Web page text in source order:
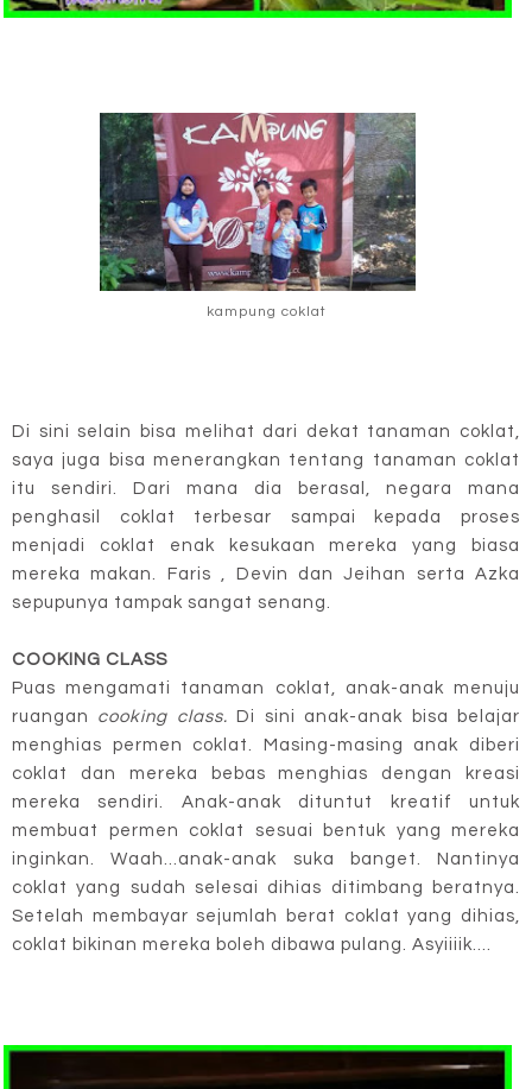
kampung coklat
Di sini selain bisa melihat dari dekat tanaman coklat,
saya juga bisa menerangkan tentang tanaman coklat
itu sendiri. Dari mana dia berasal, negara mana
penghasil coklat terbesar sampai kepada proses
menjadi coklat enak kesukaan mereka yang biasa
mereka makan. Faris , Devin dan Jeihan serta Azka
sepupunya tampak sangat senang.
COOKING CLASS
Puas mengamati tanaman coklat, anak-anak menuju
ruangan cooking class. Di sini anak-anak bisa belajar
menghias permen coklat. Masing-masing anak diberi
coklat dan mereka bebas menghias dengan kreasi
mereka sendiri. Anak-anak dituntut kreatif untuk
membuat permen coklat sesuai bentuk yang mereka
inginkan. Waah...anak-anak suka banget. Nantinya
coklat yang sudah selesai dihias ditimbang beratnya.
Setelah membayar sejumlah berat coklat yang dihias,
coklat bikinan mereka boleh dibawa pulang. Asyiiiik....